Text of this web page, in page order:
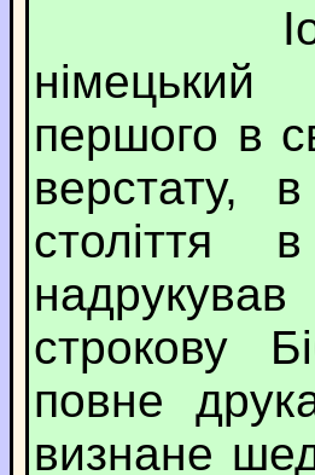
Іоганн
першого в
верстату,
століття
строкову
повне
визнане